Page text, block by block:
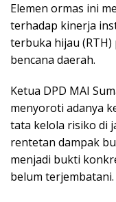
Elemen ormas ini
terhadap kinerja
terbuka hijau
bencana daerah.
​Ketua DPD MAI
menyoroti adanya
tata kelola risiko di
rentetan dampak
menjadi bukti
belum terjembatani.